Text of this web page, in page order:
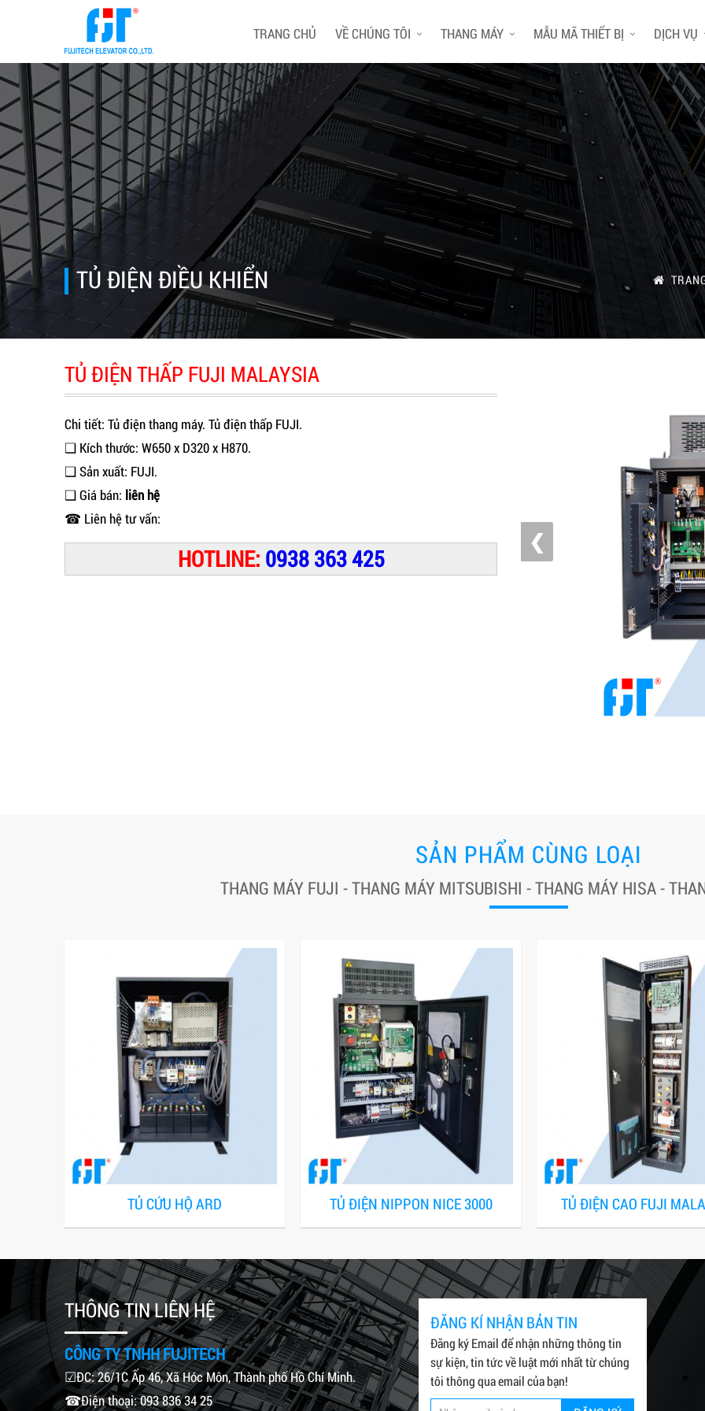
TRANG CHỦ VỀ CHÚNG TÔI THANG MÁY MẪU MÃ THIẾT BỊ DỊCH VỤ
TỦ ĐIỆN ĐIỀU KHIỂN
TỦ ĐIỆN THẤP FUJI MALAYSIA
Chi tiết: Tủ điện thang máy. Tủ điện thấp FUJI.
❑ Kích thước: W650 x D320 x H870.
❑ Sản xuất: FUJI.
❑ Giá bán: liên hệ
☎ Liên hệ tư vấn:
HOTLINE: 0938 363 425
❮
SẢN PHẨM CÙNG LOẠI
THANG MÁY FUJI - THANG MÁY MITSUBISHI - THANG MÁY HISA -
TỦ CỨU HỘ ARD TỦ ĐIỆN NIPPON NICE 3000 TỦ ĐIỆN CAO FUJI
THÔNG TIN LIÊN HỆ
CÔNG TY TNHH FUJITECH
☑ĐC: 26/1C Ấp 46, Xã Hóc Môn, Thành phố Hồ Chí Minh.
☎Điện thoại: 093 836 34 25
ĐĂNG KÍ NHẬN BẢN TIN
Đăng ký Email để nhận những thông tin
sự kiện, tin tức về luật mới nhất từ chúng
tôi thông qua email của bạn!